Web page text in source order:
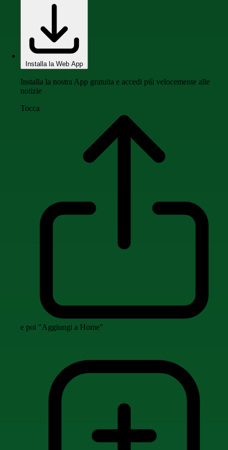
Installa la Web App
Installa la nostra App gratuita e accedi più velocemente alle
notizie
Tocca
e poi "Aggiungi a Home"